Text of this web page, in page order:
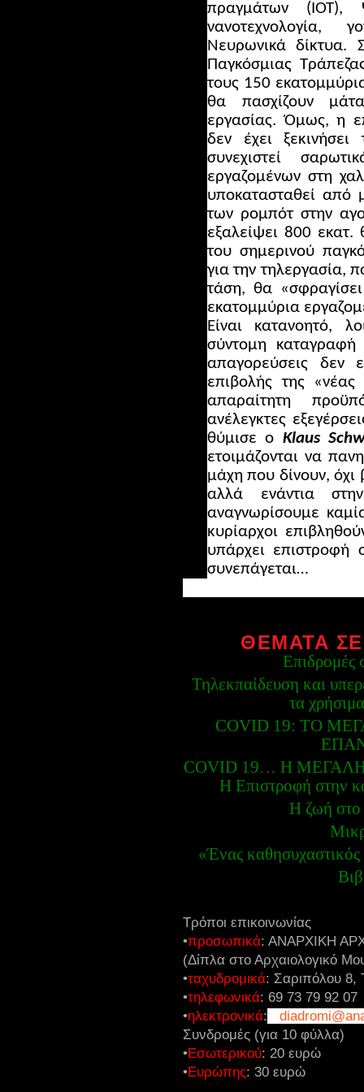
πραγμάτων (ΙΟΤ),
νανοτεχνολογία,
Νευρωνικά δίκτυα.
Παγκόσμιας
τους 150
θα πασχίζουν
εργασίας. Όμως, η
δεν έχει
συνεχιστεί
εργαζομένων στη
υποκατασταθεί από
των ρομπότ στην
εξαλείψει 800 εκατ.
του σημερινού
για την τηλεργασία,
τάση, θα
εκατομμύρια
Είναι κατανοητό,
σύντομη καταγραφή
απαγορεύσεις δεν
επιβολής της
απαραίτητη
ανέλεγκτες
θύμισε ο Klaus
ετοιμάζονται να
μάχη που δίνουν, όχι
αλλά ενάντια
αναγνωρίσουμε
κυρίαρχοι
υπάρχει επιστροφή
συνεπάγεται…
ΘΕΜΑΤΑ
Επιδρομές
Τηλεκπαίδευση και
τα
COVID 19: ΤΟ
COVID 19… Η
Η Επιστροφή στην
Η ζωή στο
«Ένας
Τρόποι επικοινωνίας
•προσωπικά: ΑΝΑΡΧΙΚΗ
(Δίπλα στο Αρχαιολογικό
•ταχυδρομικά: Σαριπόλου 8,
•τηλεφωνικά: 69 73 79 92 07
•ηλεκτρονικά:
Συνδρομές (για 10 φύλλα)
•Εσωτερικού: 20 ευρώ
•Ευρώπης: 30 ευρώ